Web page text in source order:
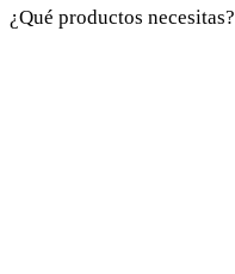
¿Qué productos necesitas?